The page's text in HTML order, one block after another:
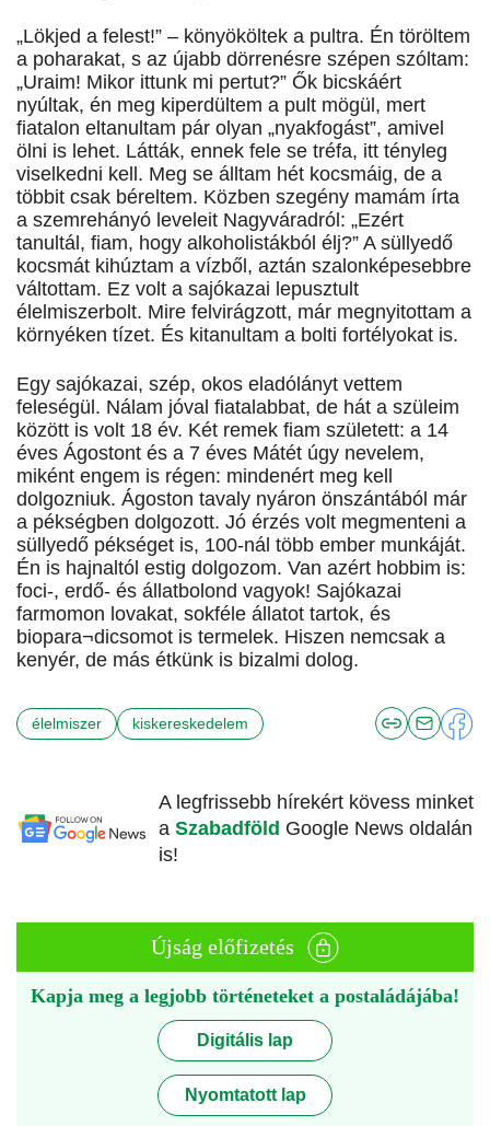
„Lökjed a felest!” – könyököltek a pultra. Én töröltem
a poharakat, s az újabb dörrenésre szépen szóltam:
„Uraim! Mikor ittunk mi pertut?” Ők bicskáért
nyúltak, én meg kiperdültem a pult mögül, mert
fiatalon eltanultam pár olyan „nyakfogást”, amivel
ölni is lehet. Látták, ennek fele se tréfa, itt tényleg
viselkedni kell. Meg se álltam hét kocsmáig, de a
többit csak béreltem. Közben szegény mamám írta
a szemrehányó leveleit Nagyváradról: „Ezért
tanultál, fiam, hogy alkoholistákból élj?” A süllyedő
kocsmát kihúztam a vízből, aztán szalonképesebbre
váltottam. Ez volt a sajókazai lepusztult
élelmiszerbolt. Mire felvirágzott, már megnyitottam a
környéken tízet. És kitanultam a bolti fortélyokat is.
Egy sajókazai, szép, okos eladólányt vettem
feleségül. Nálam jóval fiatalabbat, de hát a szüleim
között is volt 18 év. Két remek fiam született: a 14
éves Ágostont és a 7 éves Mátét úgy nevelem,
miként engem is régen: mindenért meg kell
dolgozniuk. Ágoston tavaly nyáron önszántából már
a pékségben dolgozott. Jó érzés volt megmenteni a
süllyedő pékséget is, 100-nál több ember munkáját.
Én is hajnaltól estig dolgozom. Van azért hobbim is:
foci-, erdő- és állatbolond vagyok! Sajókazai
farmomon lovakat, sokféle állatot tartok, és
biopara¬dicsomot is termelek. Hiszen nemcsak a
kenyér, de más étkünk is bizalmi dolog.
élelmiszer kiskereskedelem
A legfrissebb hírekért kövess minket
a Szabadföld Google News oldalán
is!
Újság előfizetés
Kapja meg a legjobb történeteket a postaládájába!
Digitális lap
Nyomtatott lap